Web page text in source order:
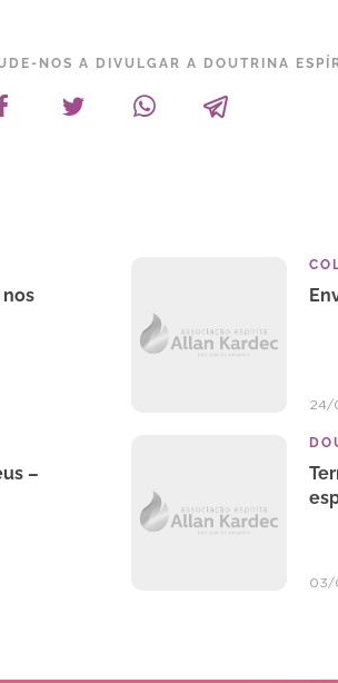
NOS A DIVULGAR A DOUTRINA
24/
–
03/